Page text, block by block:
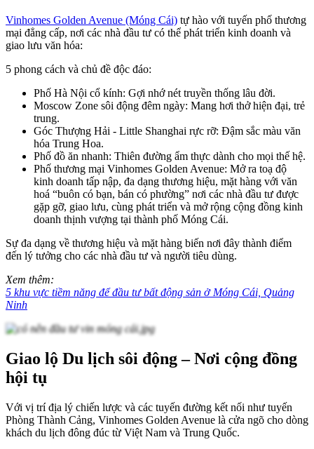
Vinhomes Golden Avenue (Móng Cái) tự hào với tuyến phố thương
mại đẳng cấp, nơi các nhà đầu tư có thể phát triển kinh doanh và
giao lưu văn hóa:
5 phong cách và chủ đề độc đáo:
Phố Hà Nội cổ kính: Gợi nhớ nét truyền thống lâu đời.
Moscow Zone sôi động đêm ngày: Mang hơi thở hiện đại, trẻ
trung.
Góc Thượng Hải - Little Shanghai rực rỡ: Đậm sắc màu văn
hóa Trung Hoa.
Phố đồ ăn nhanh: Thiên đường ẩm thực dành cho mọi thế hệ.
Phố thương mại Vinhomes Golden Avenue: Mở ra toạ độ
kinh doanh tấp nập, đa dạng thương hiệu, mặt hàng với văn
hoá “buôn có bạn, bán có phường” nơi các nhà đầu tư được
gặp gỡ, giao lưu, cùng phát triển và mở rộng cộng đồng kinh
doanh thịnh vượng tại thành phố Móng Cái.
Sự đa dạng về thương hiệu và mặt hàng biến nơi đây thành điểm
đến lý tưởng cho các nhà đầu tư và người tiêu dùng.
Xem thêm:
5 khu vực tiềm năng để đầu tư bất động sản ở Móng Cái, Quảng
Ninh
Giao lộ Du lịch sôi động – Nơi cộng đồng
hội tụ
Với vị trí địa lý chiến lược và các tuyến đường kết nối như tuyến
Phòng Thành Cảng, Vinhomes Golden Avenue là cửa ngõ cho dòng
khách du lịch đông đúc từ Việt Nam và Trung Quốc.